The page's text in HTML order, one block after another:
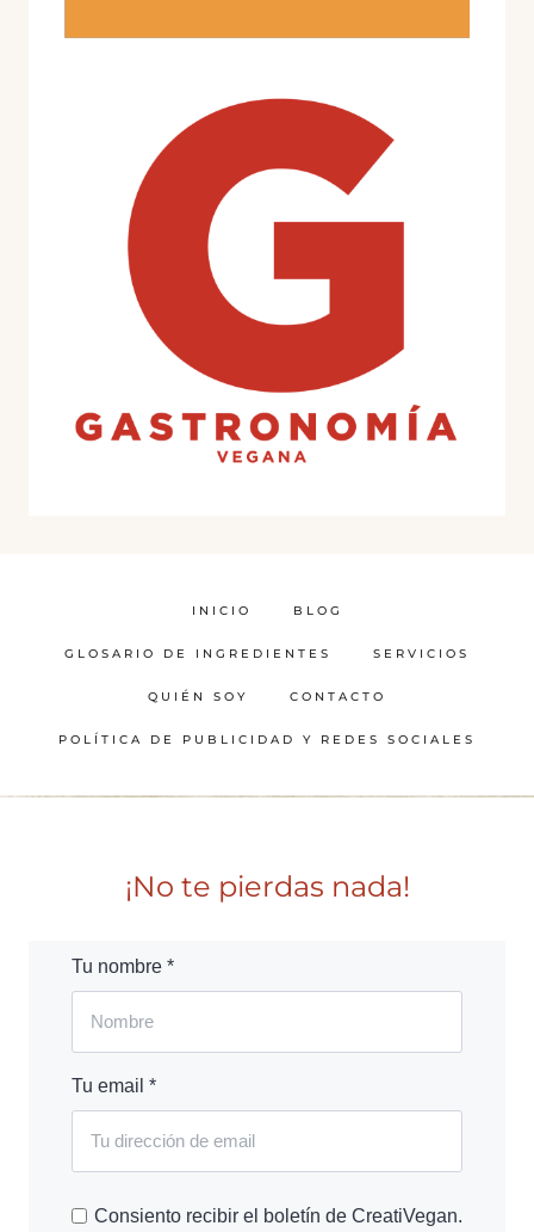
INICIO BLOG
GLOSARIO DE INGREDIENTES SERVICIOS
QUIÉN SOY CONTACTO
POLÍTICA DE PUBLICIDAD Y REDES SOCIALES
¡No te pierdas nada!
Tu nombre *
Tu email *
Consiento recibir el boletín de CreatiVegan.